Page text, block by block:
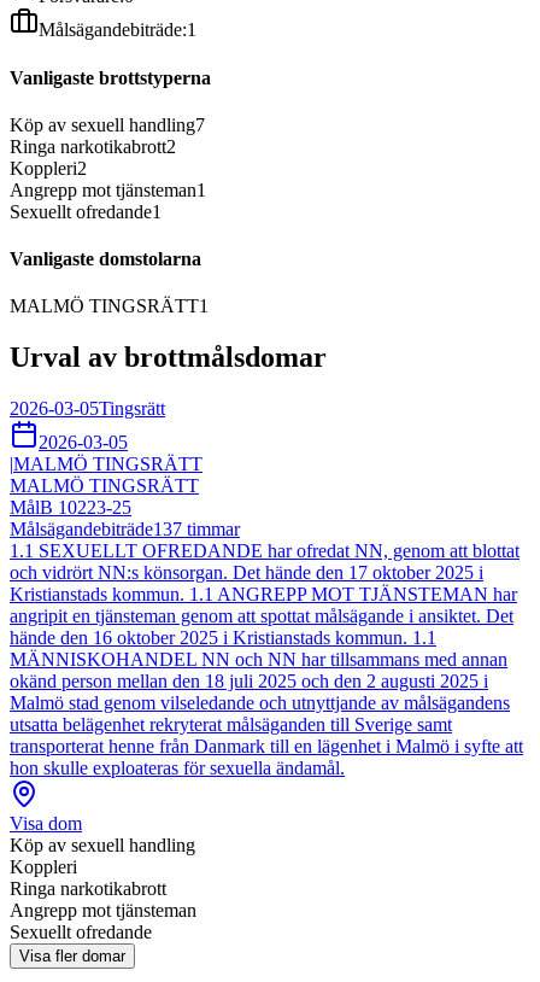
Målsägandebiträde:1
Vanligaste brottstyperna
Köp av sexuell handling7
Ringa narkotikabrott2
Koppleri2
Angrepp mot tjänsteman1
Sexuellt ofredande1
Vanligaste domstolarna
MALMÖ TINGSRÄTT1
Urval av brottmålsdomar
2026-03-05Tingsrätt
2026-03-05
|MALMÖ TINGSRÄTT
MALMÖ TINGSRÄTT
MålB 10223-25
Målsägandebiträde137 timmar
1.1 SEXUELLT OFREDANDE har ofredat NN, genom att blottat
och vidrört NN:s könsorgan. Det hände den 17 oktober 2025 i
Kristianstads kommun. 1.1 ANGREPP MOT TJÄNSTEMAN har
angripit en tjänsteman genom att spottat målsägande i ansiktet. Det
hände den 16 oktober 2025 i Kristianstads kommun. 1.1
MÄNNISKOHANDEL NN och NN har tillsammans med annan
okänd person mellan den 18 juli 2025 och den 2 augusti 2025 i
Malmö stad genom vilseledande och utnyttjande av målsägandens
utsatta belägenhet rekryterat målsäganden till Sverige samt
transporterat henne från Danmark till en lägenhet i Malmö i syfte att
hon skulle exploateras för sexuella ändamål.
Visa dom
Köp av sexuell handling
Koppleri
Ringa narkotikabrott
Angrepp mot tjänsteman
Sexuellt ofredande
Visa fler domar